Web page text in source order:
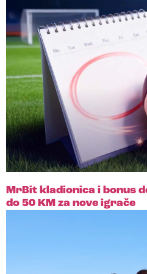
MrBit kladionica i bonus
do 50 KM za nove igrače